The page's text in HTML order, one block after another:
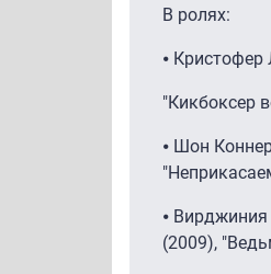
В ролях:
⦁ Кристофер
"Кикбоксер
⦁ Шон
⦁
(2009),